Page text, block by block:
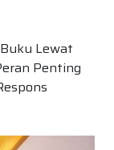
Lewat
Penting